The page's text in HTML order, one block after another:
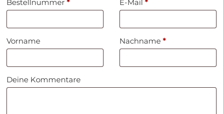
Bestellnummer * E-Mail *
Vorname Nachname *
Page URI *erforderlich
Deine Kommentare